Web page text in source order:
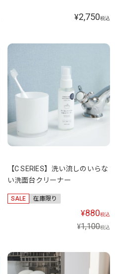
¥2,750税込
【C SERIES】洗い流しのいらな
い洗面台クリーナー
SALE 在庫限り
¥880税込
¥1,100税込